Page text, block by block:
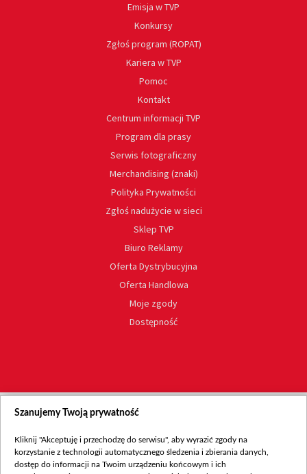
Emisja w TVP
Konkursy
Zgłoś program (ROPAT)
Kariera w TVP
Pomoc
Kontakt
Centrum informacji TVP
Program dla prasy
Serwis fotograficzny
Merchandising (znaki)
Polityka Prywatności
Zgłoś nadużycie w sieci
Sklep TVP
Biuro Reklamy
Oferta Dystrybucyjna
Oferta Handlowa
Moje zgody
Dostępność
Szanujemy Twoją prywatność
Kliknij "Akceptuję i przechodzę do serwisu", aby wyrazić zgody na
korzystanie z technologii automatycznego śledzenia i zbierania danych,
dostęp do informacji na Twoim urządzeniu końcowym i ich